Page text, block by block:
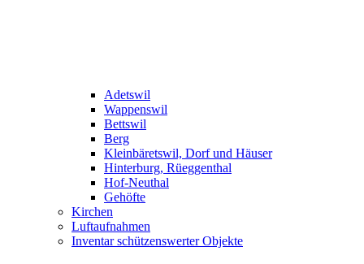
Adetswil
Wappenswil
Bettswil
Berg
Kleinbäretswil, Dorf und Häuser
Hinterburg, Rüeggenthal
Hof-Neuthal
Gehöfte
Kirchen
Luftaufnahmen
Inventar schützenswerter Objekte